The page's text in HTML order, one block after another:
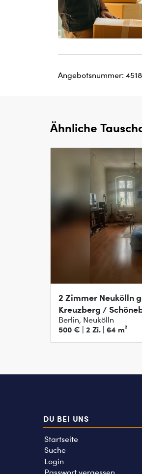
Angebotsnummer:
Ähnliche
2 Zimmer Neukölln
Kreuzberg /
Berlin, Neukölln
500 € | 2 Zi. | 64 m²
DU BEI UNS
Startseite
Suche
Login